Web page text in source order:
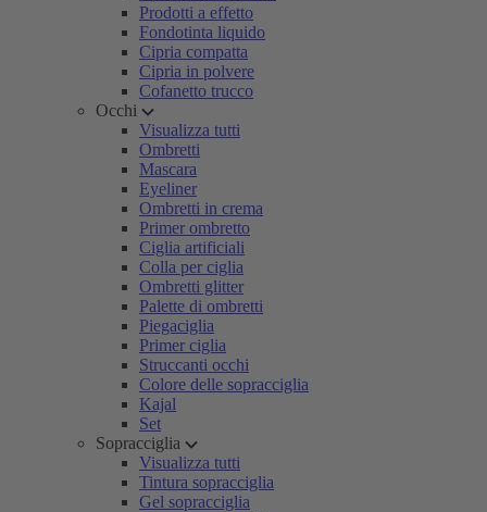
Prodotti a effetto
Fondotinta liquido
Cipria compatta
Cipria in polvere
Cofanetto trucco
Occhi
Visualizza tutti
Ombretti
Mascara
Eyeliner
Ombretti in crema
Primer ombretto
Ciglia artificiali
Colla per ciglia
Ombretti glitter
Palette di ombretti
Piegaciglia
Primer ciglia
Struccanti occhi
Colore delle sopracciglia
Kajal
Set
Sopracciglia
Visualizza tutti
Tintura sopracciglia
Gel sopracciglia